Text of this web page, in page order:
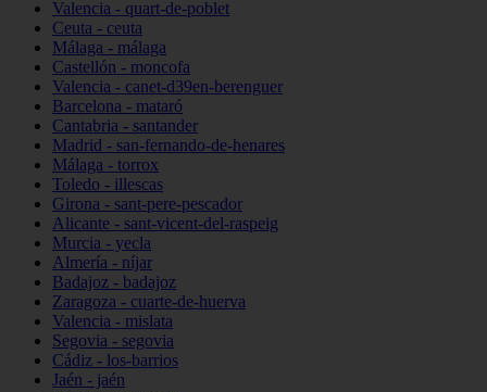
Valencia - quart-de-poblet
Ceuta - ceuta
Málaga - málaga
Castellón - moncofa
Valencia - canet-d39en-berenguer
Barcelona - mataró
Cantabria - santander
Madrid - san-fernando-de-henares
Málaga - torrox
Toledo - illescas
Girona - sant-pere-pescador
Alicante - sant-vicent-del-raspeig
Murcia - yecla
Almería - níjar
Badajoz - badajoz
Zaragoza - cuarte-de-huerva
Valencia - mislata
Segovia - segovia
Cádiz - los-barrios
Jaén - jaén